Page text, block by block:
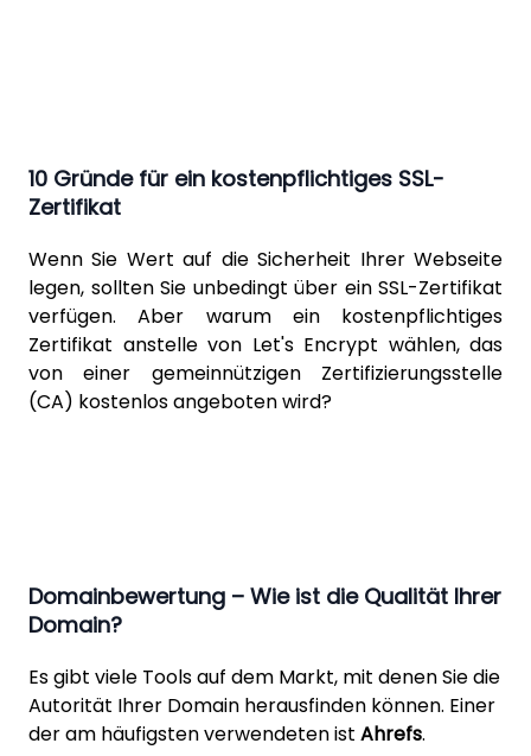
10 Gründe für ein kostenpflichtiges SSL-
Zertifikat
Wenn Sie Wert auf die Sicherheit Ihrer Webseite
legen, sollten Sie unbedingt über ein SSL-Zertifikat
verfügen. Aber warum ein kostenpflichtiges
Zertifikat anstelle von Let's Encrypt wählen, das
von einer gemeinnützigen Zertifizierungsstelle
(CA) kostenlos angeboten wird?
Domainbewertung – Wie ist die Qualität Ihrer
Domain?
Es gibt viele Tools auf dem Markt, mit denen Sie die
Autorität Ihrer Domain herausfinden können. Einer
der am häufigsten verwendeten ist Ahrefs.